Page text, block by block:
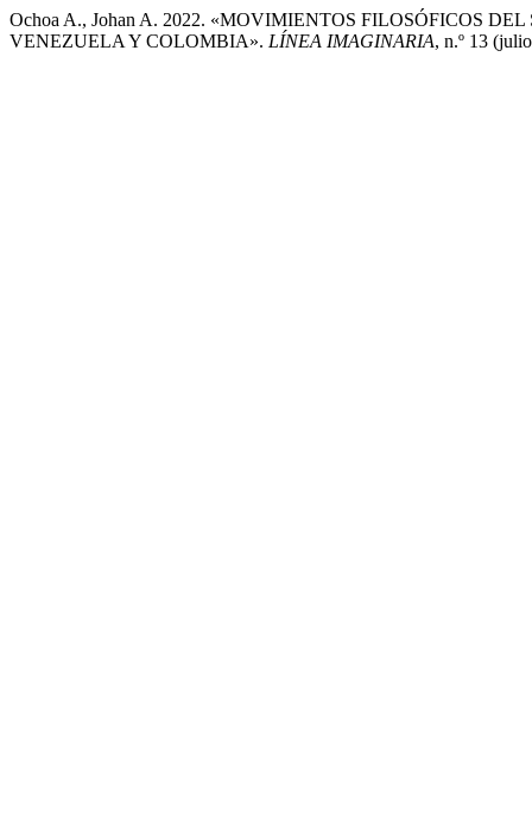
Ochoa A., Johan A. 2022. «MOVIMIENTOS FILOSÓFICOS
VENEZUELA Y COLOMBIA». LÍNEA IMAGINARIA, n.º 13